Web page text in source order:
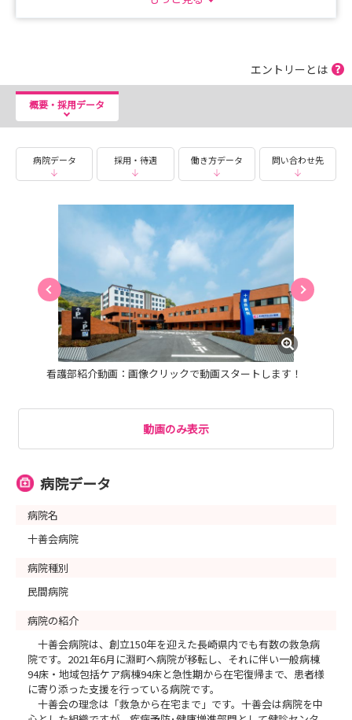
奨学金返還の不安を、安心に。あなたのミライを応援しま
こんにちは！十善会病院看護部です！！！
皆さん向けに病院見学会を開催いたします！！
＜当日のスケジュール＞
🌟病院・看護部の紹介
・病院機能や役割
・キャリア支援制度
・新人教育など
・一日のスケジュールや一か月のシフト例など・・・
完全週休二日制になりましたので十善会病院で働くこと
の基本的な部分が全て聞けます！！
🌟院内見学
手術室もみれるかも・・・
🌟先輩看護師との座談会
きます！！
・週休二日ってホント？？
・勉強の仕方はどうすればいいの？？
・人間関係は？？先輩は優しい？などなど
気になることがあれば何でも聞いてください！！！
＜オススメ＞
・「救急から在宅まで」幅広い看護を経験したい方
・呼吸器・脳神経外科疾患患者の看護に興味のある方
エントリーとは
概要・採用データ
病院データ 採用・待遇 働き方データ 問い合わせ先
看護部紹介動画：画像クリックで動画スタートします！
動画のみ表示
病院データ
病院名
十善会病院
病院種別
民間病院
病院の紹介
十善会病院は、創立150年を迎えた長崎県内でも有数の救急病
院です。2021年6月に淵町へ病院が移転し、それに伴い一般病棟
94床・地域包括ケア病棟94床と急性期から在宅復帰まで、患者様
に寄り添った支援を行っている病院です。
十善会の理念は「救急から在宅まで」です。十善会は病院を中